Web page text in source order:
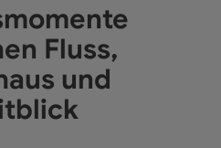
Fluss,
und